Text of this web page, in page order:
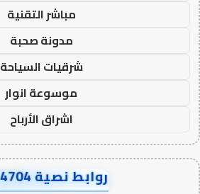
مباشر التقنية
مدونة صحبة
شرقيات السياحة
موسوعة انوار
اشراق الأرباح
روابط نصية AA14704